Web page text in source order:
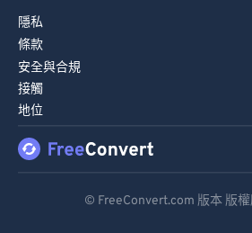
隱私
條款
安全與合規
接觸
地位
© FreeConvert.com 版本 版